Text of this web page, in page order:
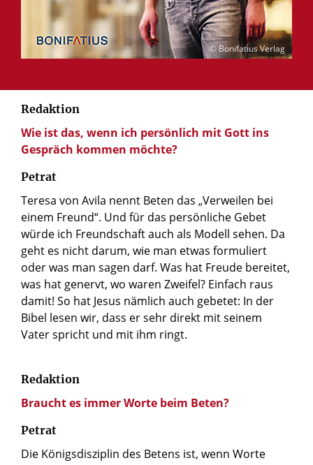
© Bonifatius Verlag
Redaktion
Wie ist das, wenn ich persönlich mit Gott ins
Gespräch kommen möchte?
Petrat
Teresa von Avila nennt Beten das „Verweilen bei
einem Freund“. Und für das persönliche Gebet
würde ich Freundschaft auch als Modell sehen. Da
geht es nicht darum, wie man etwas formuliert
oder was man sagen darf. Was hat Freude bereitet,
was hat genervt, wo waren Zweifel? Einfach raus
damit! So hat Jesus nämlich auch gebetet: In der
Bibel lesen wir, dass er sehr direkt mit seinem
Vater spricht und mit ihm ringt.
Redaktion
Braucht es immer Worte beim Beten?
Petrat
Die Königsdisziplin des Betens ist, wenn Worte